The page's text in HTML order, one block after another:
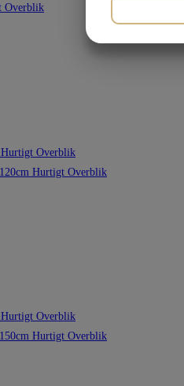
Overblik
Hurtigt Overblik
Hurtigt Overblik
Hurtigt Overblik
Hurtigt Overblik